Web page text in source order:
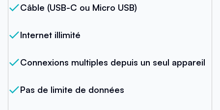
Câble (USB-C ou Micro USB)
Internet illimité
Connexions multiples depuis un seul appareil
Pas de limite de données